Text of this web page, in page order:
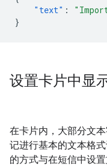
"text" :
}
设置卡片中显
在卡片内，大部分文
记进行基本的文本格
的方式与在短信中设